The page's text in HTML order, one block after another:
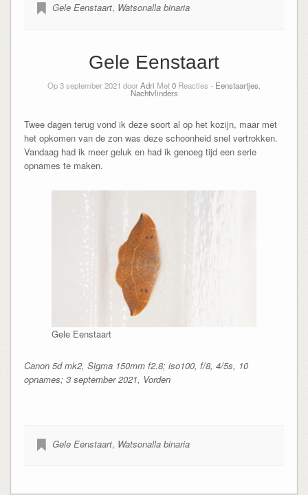
Gele Eenstaart, Watsonalla binaria
Gele Eenstaart
Op 3 september 2021 doorAdri Met0 Reacties - Eenstaartjes,
Nachtvlinders
Twee dagen terug vond ik deze soort al op het kozijn, maar met
het opkomen van de zon was deze schoonheid snel vertrokken.
Vandaag had ik meer geluk en had ik genoeg tijd een serie
opnames te maken.
Gele Eenstaart
Canon 5d mk2, Sigma 150mm f2.8; iso100, f/8, 4/5s, 10
opnames; 3 september 2021, Vorden
Gele Eenstaart, Watsonalla binaria